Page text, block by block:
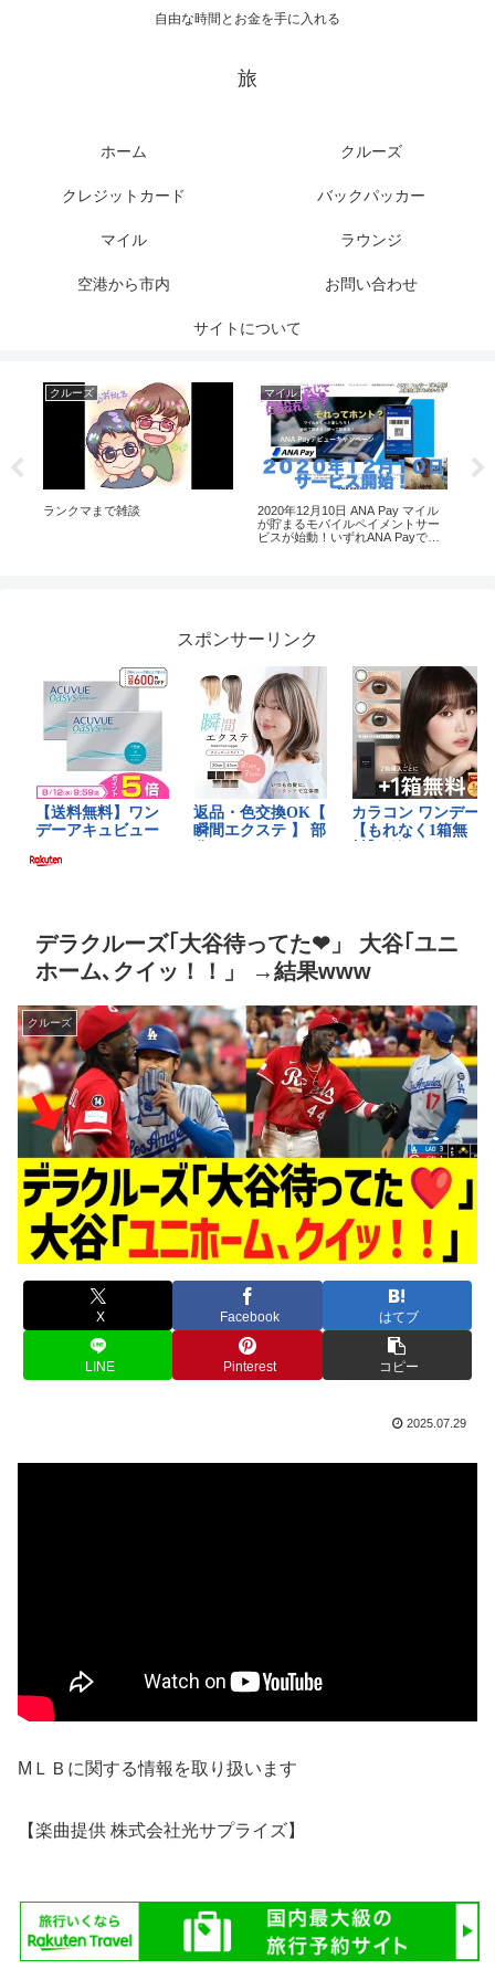
自由な時間とお金を手に入れる
旅
ホーム クルーズ
クレジットカード バックパッカー
マイル ラウンジ
空港から市内 お問い合わせ
サイトについて
クルーズ
ランクマまで雑談
マイル
2020年12月10日 ANA Pay マイル
が貯まるモバイルペイメントサー
ビスが始動！いずれANA Payでも
スポンサーリンク
デラクルーズ｢大谷待ってた❤」 大谷｢ユニ
ホーム､クイッ！！」 →結果www
クルーズ
X Facebook はてブ
LINE Pinterest コピー
2025.07.29
MＬＢに関する情報を取り扱います
【楽曲提供 株式会社光サプライズ】